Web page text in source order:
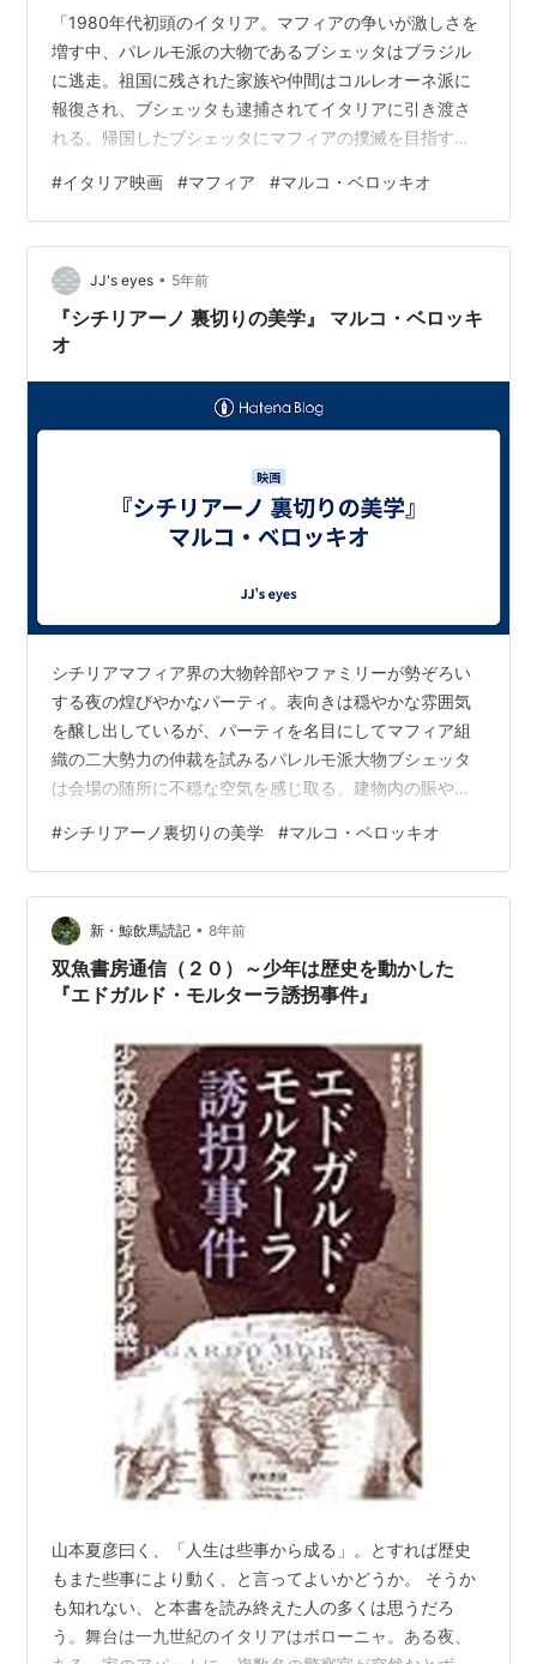
「1980年代初頭のイタリア。マフィアの争いが激しさを
増す中、パレルモ派の大物であるブシェッタはブラジル
に逃走。祖国に残された家族や仲間はコルレオーネ派に
報復され、ブシェッタも逮捕されてイタリアに引き渡さ
れる。帰国したブシェッタにマフィアの撲滅を目指すフ
る犯罪組織コーザ・ノストラに幻滅していたブシェッタ
は、判事への協力を決意す」シネマトゥデイ 知った顔が
ないので、ハリウッド映画のような派手さはありませ
ん。 そういった意味では少し退屈でした。 展開的にはわ
かりやすいです。 それでは・・・。 2019年 イタリア /
フランス / ブラジル / ド…
#イタリア映画 #マフィア #マルコ・ベロッキオ
JJ's eyes • 5年前
『シチリアーノ 裏切りの美学』 マルコ・ベロッキ
オ
シチリアマフィア界の大物幹部やファミリーが勢ぞろい
する夜の煌びやかなパーティ。表向きは穏やかな雰囲気
を醸し出しているが、パーティを名目にしてマフィア組
織の二大勢力の仲裁を試みるパレルモ派大物ブシェッタ
は会場の随所に不穏な空気を感じ取る。建物内の賑やか
感をともなった視線の動きを丁寧に追うシーンはベロッ
キオの過去作品から抜き出された幾つかの印象的なシー
ンと交錯するように僕の脳内にオーバーラップされてく
る。登場人物の情動の初期段階に生起する心の機微を周
辺の事象と織り交ぜながら穿つ巧みな描写にはベロッキ
オならではの、ただならぬ不吉な予感が映画の始まり
#シチリアーノ裏切りの美学 #マルコ・ベロッキオ
新・鯨飲馬読記 • 8年前
双魚書房通信（２０）～少年は歴史を動かした
『エドガルド・モルターラ誘拐事件』
山本夏彦曰く、「人生は些事から成る」。とすれば歴史
もまた些事により動く、と言ってよいかどうか。 そうか
も知れない、と本書を読み終えた人の多くは思うだろ
う。舞台は一九世紀のイタリアはボローニャ。ある夜、